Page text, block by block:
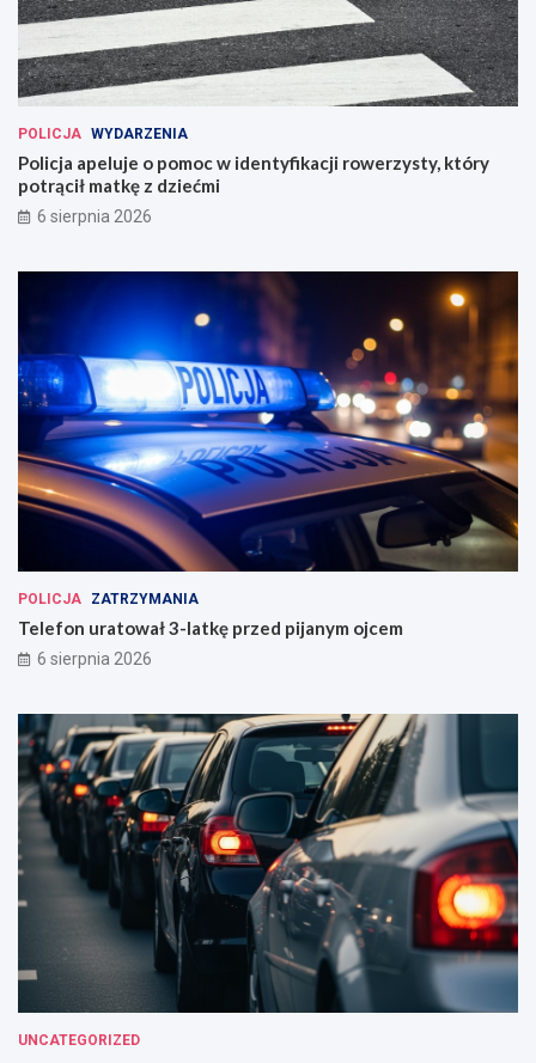
POLICJA WYDARZENIA
Policja apeluje o pomoc w identyfikacji rowerzysty, który
potrącił matkę z dziećmi
6 sierpnia 2026
POLICJA ZATRZYMANIA
Telefon uratował 3-latkę przed pijanym ojcem
6 sierpnia 2026
UNCATEGORIZED